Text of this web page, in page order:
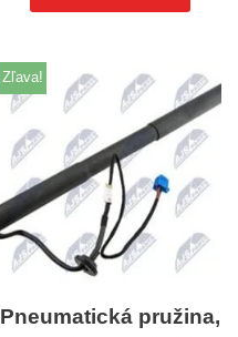
Zľava!
Pneumatická pružina,